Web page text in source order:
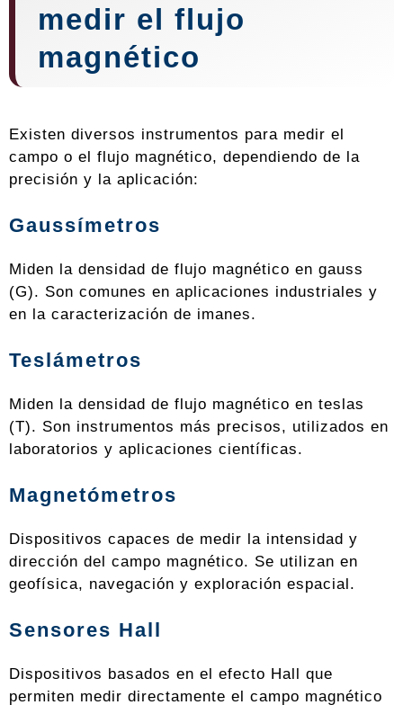
medir el flujo
magnético
Existen diversos instrumentos para medir el
campo o el flujo magnético, dependiendo de la
precisión y la aplicación:
Gaussímetros
Miden la densidad de flujo magnético en gauss
(G). Son comunes en aplicaciones industriales y
en la caracterización de imanes.
Teslámetros
Miden la densidad de flujo magnético en teslas
(T). Son instrumentos más precisos, utilizados en
laboratorios y aplicaciones científicas.
Magnetómetros
Dispositivos capaces de medir la intensidad y
dirección del campo magnético. Se utilizan en
geofísica, navegación y exploración espacial.
Sensores Hall
Dispositivos basados en el efecto Hall que
permiten medir directamente el campo magnético